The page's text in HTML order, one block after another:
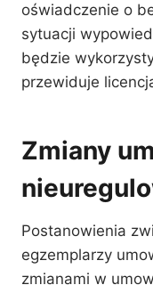
oświadczenie o
sytuacji
będzie
przewiduje
Zmiany
Postanowienia
egzemplarzy
zmianami w